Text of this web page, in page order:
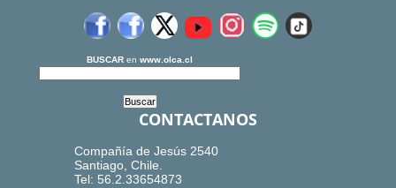
BUSCAR en www.olca.cl
CONTACTANOS
Compañía de Jesús 2540
Santiago, Chile.
Tel: 56.2.33654873